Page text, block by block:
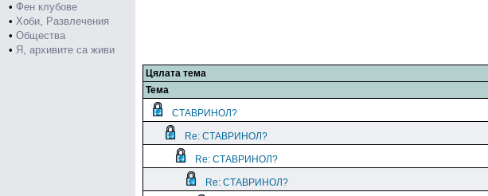
• Фен клубове
• Хоби, Развлечения
• Общества
• Я, архивите са живи
Цялата тема
Тема
СТАВРИНОЛ?
Re: СТАВРИНОЛ?
Re: СТАВРИНОЛ?
Re: СТАВРИНОЛ?